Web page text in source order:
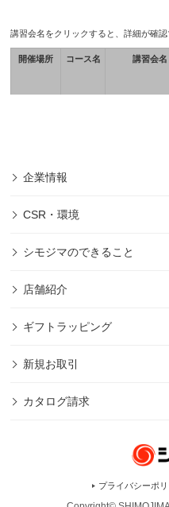
講習会名をクリックすると、詳細が確認
開催場所 コース名 講習会名
企業情報
CSR・環境
シモジマのできること
店舗紹介
ギフトラッピング
新規お取引
カタログ請求
プライバシーポ